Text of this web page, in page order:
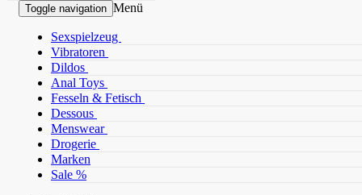
Toggle navigation Menü
Sexspielzeug
Vibratoren
Dildos
Anal Toys
Fesseln & Fetisch
Dessous
Menswear
Drogerie
Marken
Sale %